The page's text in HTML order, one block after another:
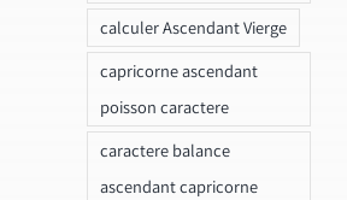
calculer Ascendant Vierge
capricorne ascendant
poisson caractere
caractere balance
ascendant capricorne